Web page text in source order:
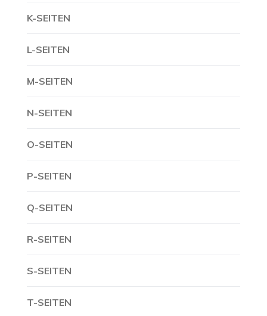
K-SEITEN
L-SEITEN
M-SEITEN
N-SEITEN
O-SEITEN
P-SEITEN
Q-SEITEN
R-SEITEN
S-SEITEN
T-SEITEN